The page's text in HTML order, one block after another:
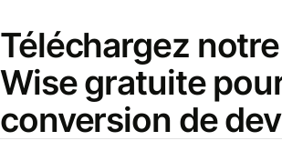
Téléchargez
Wise gratuite
conversion de